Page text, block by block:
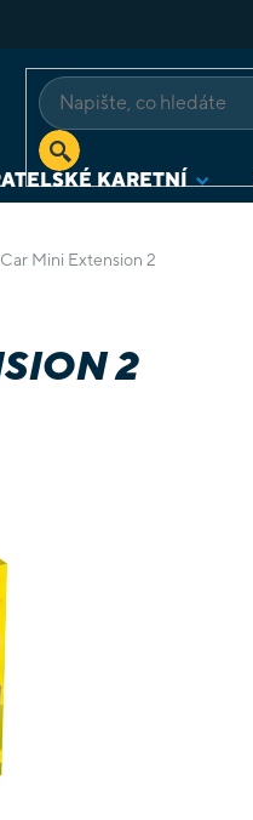
KARETNÍ
Mini Extension 2
2